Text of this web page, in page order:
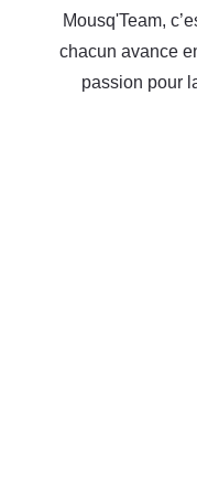
Mousq'Team,
chacun avance
passion pour